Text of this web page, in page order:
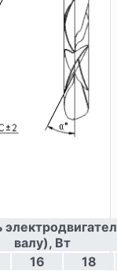
валу), Вт
16 18